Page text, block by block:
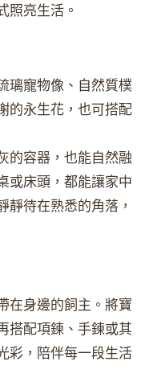
照亮生活。
璃寵物像、自然質樸
的永生花，也可搭配
的容器，也能自然融
或床頭，都能讓家中
靜待在熟悉的角落，
在身邊的飼主。將寶
搭配項鍊、手鍊或其
彩，陪伴每一段生活